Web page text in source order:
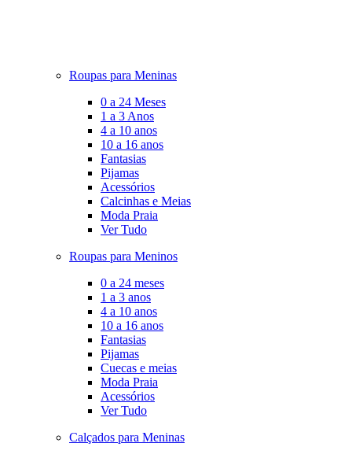
Roupas para Meninas
0 a 24 Meses
1 a 3 Anos
4 a 10 anos
10 a 16 anos
Fantasias
Pijamas
Acessórios
Calcinhas e Meias
Moda Praia
Ver Tudo
Roupas para Meninos
0 a 24 meses
1 a 3 anos
4 a 10 anos
10 a 16 anos
Fantasias
Pijamas
Cuecas e meias
Moda Praia
Acessórios
Ver Tudo
Calçados para Meninas